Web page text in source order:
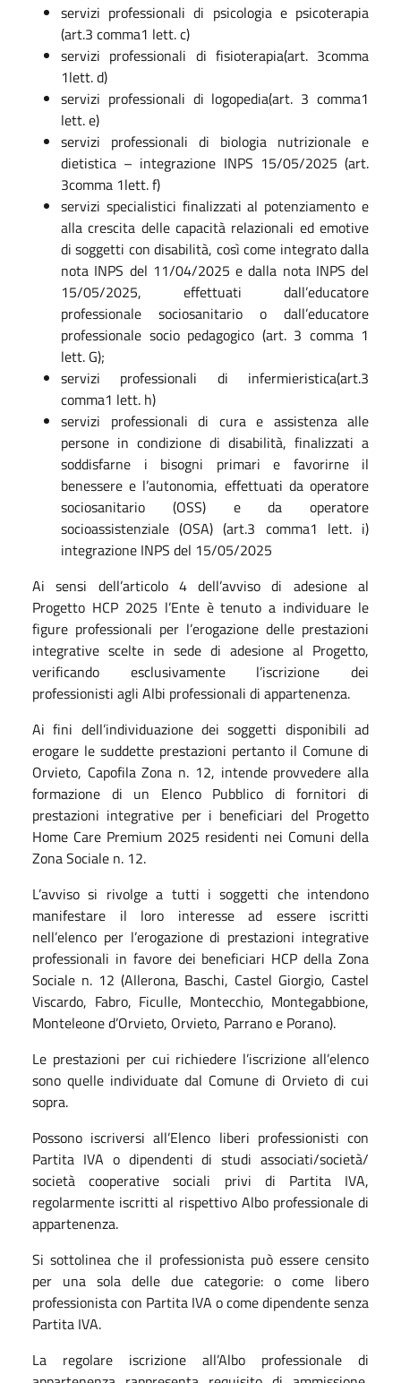
servizi professionali di psicologia e psicoterapia
(art.3 comma1 lett. c)
servizi professionali di fisioterapia(art. 3comma
1lett. d)
servizi professionali di logopedia(art. 3 comma1
lett. e)
servizi professionali di biologia nutrizionale e
dietistica – integrazione INPS 15/05/2025 (art.
3comma 1lett. f)
servizi specialistici finalizzati al potenziamento e
alla crescita delle capacità relazionali ed emotive
di soggetti con disabilità, così come integrato dalla
nota INPS del 11/04/2025 e dalla nota INPS del
15/05/2025, effettuati dall’educatore
professionale sociosanitario o dall’educatore
professionale socio pedagogico (art. 3 comma 1
lett. G);
servizi professionali di infermieristica(art.3
comma1 lett. h)
servizi professionali di cura e assistenza alle
persone in condizione di disabilità, finalizzati a
soddisfarne i bisogni primari e favorirne il
benessere e l’autonomia, effettuati da operatore
sociosanitario (OSS) e da operatore
socioassistenziale (OSA) (art.3 comma1 lett. i)
integrazione INPS del 15/05/2025
Ai sensi dell’articolo 4 dell’avviso di adesione al
Progetto HCP 2025 l’Ente è tenuto a individuare le
figure professionali per l’erogazione delle prestazioni
integrative scelte in sede di adesione al Progetto,
verificando esclusivamente l’iscrizione dei
professionisti agli Albi professionali di appartenenza.
Ai fini dell’individuazione dei soggetti disponibili ad
erogare le suddette prestazioni pertanto il Comune di
Orvieto, Capofila Zona n. 12, intende provvedere alla
formazione di un Elenco Pubblico di fornitori di
prestazioni integrative per i beneficiari del Progetto
Home Care Premium 2025 residenti nei Comuni della
Zona Sociale n. 12.
L’avviso si rivolge a tutti i soggetti che intendono
manifestare il loro interesse ad essere iscritti
nell’elenco per l’erogazione di prestazioni integrative
professionali in favore dei beneficiari HCP della Zona
Sociale n. 12 (Allerona, Baschi, Castel Giorgio, Castel
Viscardo, Fabro, Ficulle, Montecchio, Montegabbione,
Monteleone d’Orvieto, Orvieto, Parrano e Porano).
Le prestazioni per cui richiedere l’iscrizione all’elenco
sono quelle individuate dal Comune di Orvieto di cui
sopra.
Possono iscriversi all’Elenco liberi professionisti con
Partita IVA o dipendenti di studi associati/società/
società cooperative sociali privi di Partita IVA,
regolarmente iscritti al rispettivo Albo professionale di
appartenenza.
Si sottolinea che il professionista può essere censito
per una sola delle due categorie: o come libero
professionista con Partita IVA o come dipendente senza
Partita IVA.
La regolare iscrizione all’Albo professionale di